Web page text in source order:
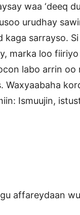
waa ‘deeq
urudhay
sarrayso.
marka loo
labo arrin oo
Waxyaabaha
Ismuujin,
affareydaan